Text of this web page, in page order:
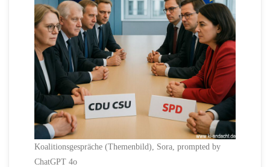
Koalitionsgespräche (Themenbild), Sora, prompted by
ChatGPT 4o